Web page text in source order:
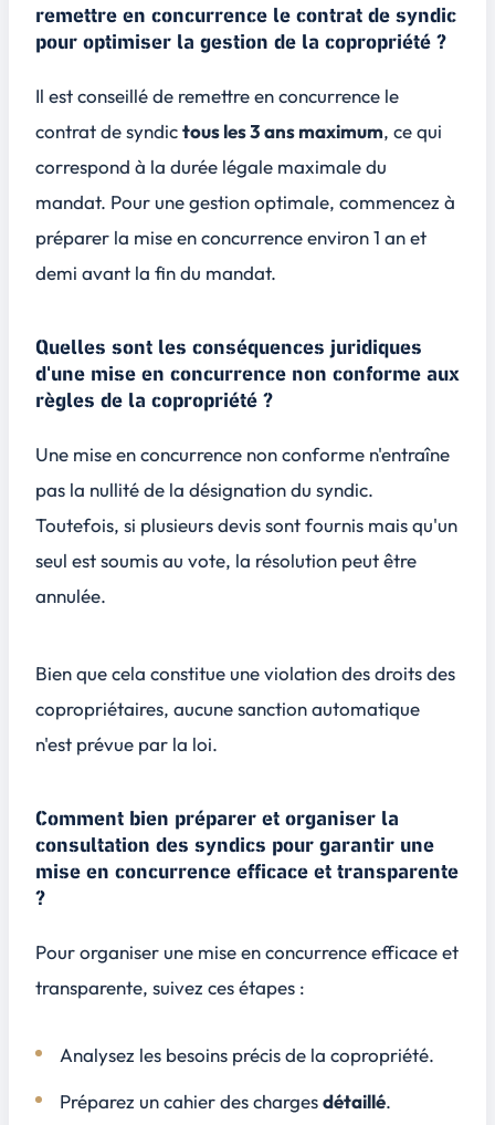
remettre en concurrence le contrat de syndic
pour optimiser la gestion de la copropriété ?
Il est conseillé de remettre en concurrence le
contrat de syndictous les 3 ans maximum, ce qui
correspond à la durée légale maximale du
mandat. Pour une gestion optimale, commencez à
préparer la mise en concurrence environ1 an et
demi avant la fin du mandat.
Quelles sont les conséquences juridiques
d'une mise en concurrence non conforme aux
règles de la copropriété ?
Une mise en concurrence non conforme n'entraîne
pas la nullité de la désignation du syndic.
Toutefois, si plusieurs devis sont fournis mais qu'un
seul est soumis au vote, la résolution peut être
annulée.
Bien que cela constitue uneviolation des droits des
copropriétaires, aucune sanction automatique
n'est prévue par la loi.
Comment bien préparer et organiser la
consultation des syndics pour garantir une
mise en concurrence efficace et transparente
?
Pour organiser une mise en concurrence efficace et
transparente, suivez ces étapes :
Analysez les besoins précis de la copropriété.
Préparez un cahier des chargesdétaillé.